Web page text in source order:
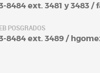
8484 ext. 3481 y 3483
POSGRADOS
8484 ext. 3489 /